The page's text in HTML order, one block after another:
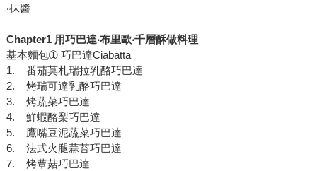
‧抹醬
Chapter1 用巧巴達‧布里歐‧千層酥做料理
基本麵包➀ 巧巴達Ciabatta
1. 番茄莫札瑞拉乳酪巧巴達
2. 烤瑞可達乳酪巧巴達
3. 烤蔬菜巧巴達
4. 鮮蝦酪梨巧巴達
5. 鷹嘴豆泥蔬菜巧巴達
6. 法式火腿蒜苔巧巴達
7. 烤蕈菇巧巴達